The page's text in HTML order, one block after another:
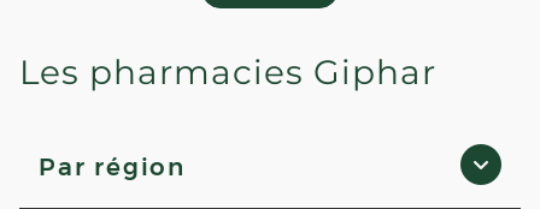
Les pharmacies Giphar
Par région